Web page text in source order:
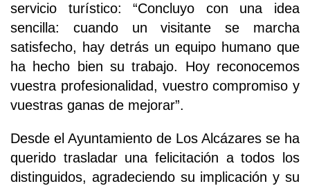
servicio turístico: “Concluyo con una idea
sencilla: cuando un visitante se marcha
satisfecho, hay detrás un equipo humano que
ha hecho bien su trabajo. Hoy reconocemos
vuestra profesionalidad, vuestro compromiso y
vuestras ganas de mejorar”.
Desde el Ayuntamiento de Los Alcázares se ha
querido trasladar una felicitación a todos los
distinguidos, agradeciendo su implicación y su